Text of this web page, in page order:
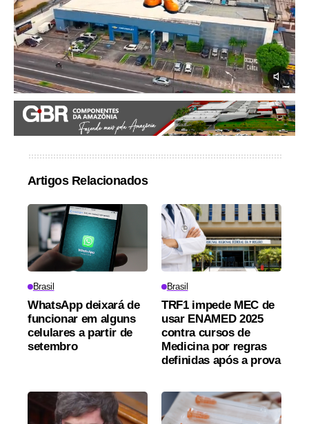
Artigos Relacionados
Brasil
WhatsApp deixará de
funcionar em alguns
celulares a partir de
setembro
Brasil
TRF1 impede MEC de
usar ENAMED 2025
contra cursos de
Medicina por regras
definidas após a prova